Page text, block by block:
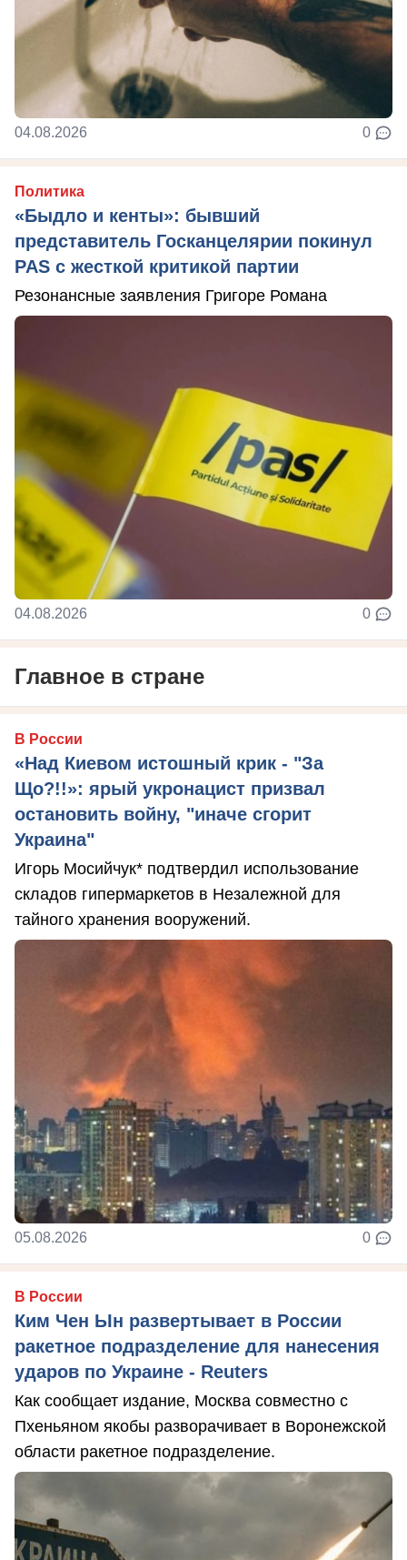
04.08.2026 0
Политика
«Быдло и кенты»: бывший
представитель Госканцелярии покинул
PAS с жесткой критикой партии
Резонансные заявления Григоре Романа
04.08.2026 0
Главное в стране
В России
«Над Киевом истошный крик - "За
Що?!!»: ярый укронацист призвал
остановить войну, "иначе сгорит
Украина"
Игорь Мосийчук* подтвердил использование
складов гипермаркетов в Незалежной для
тайного хранения вооружений.
05.08.2026 0
В России
Ким Чен Ын развертывает в России
ракетное подразделение для нанесения
ударов по Украине - Reuters
Как сообщает издание, Москва совместно с
Пхеньяном якобы разворачивает в Воронежской
области ракетное подразделение.